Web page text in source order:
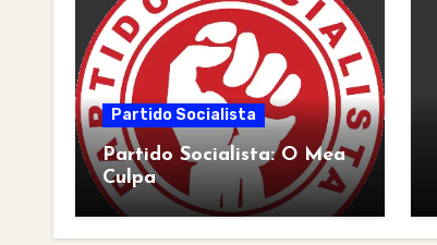
Partido Socialista
Partido Socialista: O Mea
Culpa